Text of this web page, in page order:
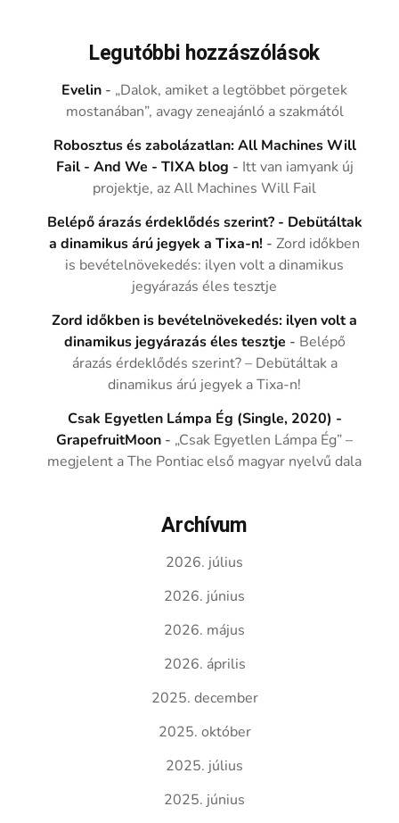
Legutóbbi hozzászólások
Evelin - „Dalok, amiket a legtöbbet pörgetek
mostanában”, avagy zeneajánló a szakmától
Robosztus és zabolázatlan: All Machines Will
Fail - And We - TIXA blog - Itt van iamyank új
projektje, az All Machines Will Fail
Belépő árazás érdeklődés szerint? - Debütáltak
a dinamikus árú jegyek a Tixa-n! -Zord időkben
is bevételnövekedés: ilyen volt a dinamikus
jegyárazás éles tesztje
Zord időkben is bevételnövekedés: ilyen volt a
dinamikus jegyárazás éles tesztje - Belépő
árazás érdeklődés szerint? – Debütáltak a
dinamikus árú jegyek a Tixa-n!
Csak Egyetlen Lámpa Ég (Single, 2020) -
GrapefruitMoon - „Csak Egyetlen Lámpa Ég” –
megjelent a The Pontiac első magyar nyelvű dala
Archívum
2026. július
2026. június
2026. május
2026. április
2025. december
2025. október
2025. július
2025. június